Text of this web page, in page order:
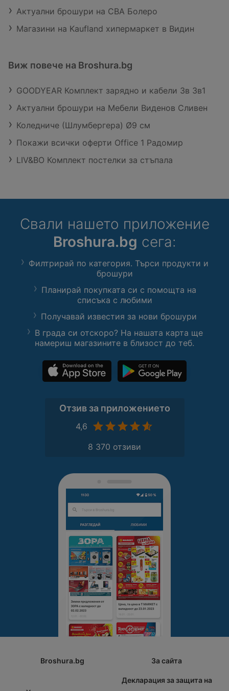
Актуални брошури на CBA Болеро
Магазини на Kaufland хипермаркет в Видин
Виж повече на Broshura.bg
GOODYEAR Комплект зарядно и кабели 3в 3в1
Актуални брошури на Мебели Виденов Сливен
Коледниче (Шлумбергера) Ø9 см
Покажи всички оферти Office 1 Радомир
LIV&BO Комплект постелки за стъпала
Свали нашето приложение
Broshura.bg сега:
Филтрирай по категория. Търси продукти и
брошури
Планирай покупката си с помощта на
списъка с любими
Получавай известия за нови брошури
В града си отскоро? На нашата карта ще
намериш магазините в близост до теб.
Отзив за приложението
4,6
8 370 отзиви
Broshura.bg За сайта
Декларация за защита на